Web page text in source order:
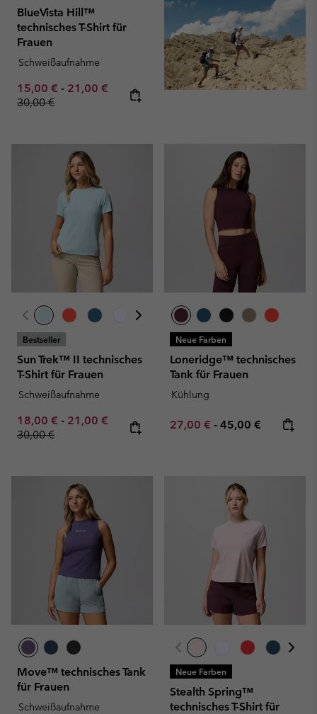
BlueVista Hill™
technisches T-Shirt für
Frauen
Schweißaufnahme
Minimum sale price:
15,00 € - Maximum sale price:
21,00 € Regular price:
30,00 €
Bestseller
Sun Trek™ II technisches
T-Shirt für Frauen
Schweißaufnahme
Minimum sale price:
18,00 € - Maximum sale price:
21,00 € Regular price:
30,00 €
Neue Farben
Loneridge™ technisches
Tank für Frauen
Kühlung
Minimum sale price:
27,00 € - Maximum price:
45,00 €
Move™ technisches Tank
für Frauen
Schweißaufnahme
Neue Farben
Stealth Spring™
technisches T-Shirt für